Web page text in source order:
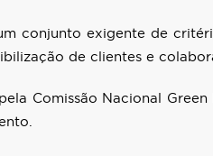
conjunto exigente de
de clientes e
Comissão Nacional